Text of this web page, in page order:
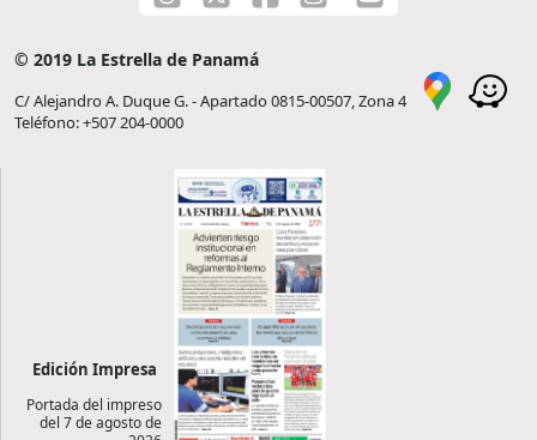
© 2019 La Estrella de Panamá
C/ Alejandro A. Duque G. - Apartado 0815-00507, Zona 4
Teléfono: +507 204-0000
Edición Impresa
Portada del impreso
del 7 de agosto de